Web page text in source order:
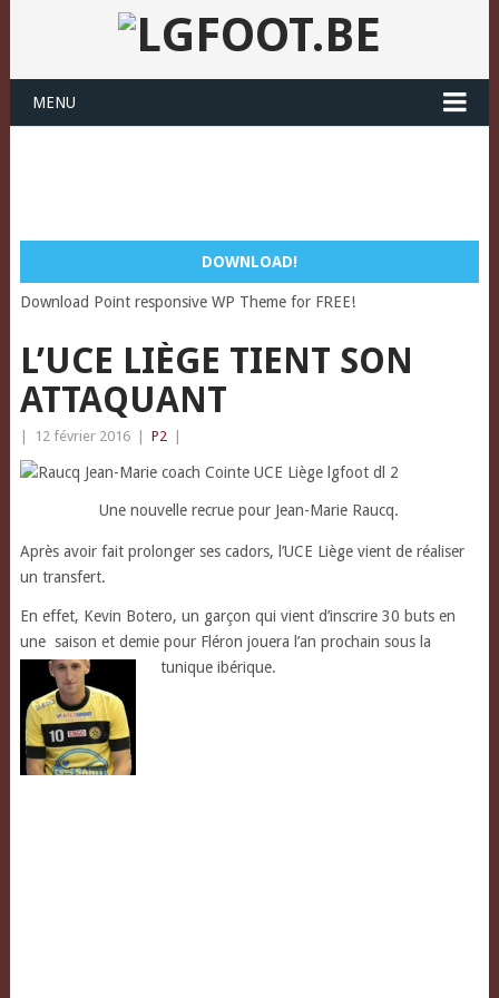
MENU
DOWNLOAD!
Download Point responsive WP Theme for FREE!
L’UCE LIÈGE TIENT SON
ATTAQUANT
12 février 2016 P2
Une nouvelle recrue pour Jean-Marie Raucq.
Après avoir fait prolonger ses cadors, l’UCE Liège vient de réaliser
un transfert.
En effet, Kevin Botero, un garçon qui vient d’inscrire 30 buts en
une saison et demie pour Fléron jouera l’an prochain sous la
tunique ibérique.